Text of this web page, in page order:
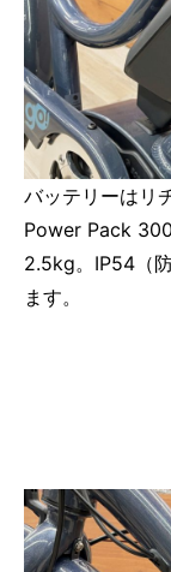
バッテリーはリ
Power Pack
2.5kg。IP54（
ます。